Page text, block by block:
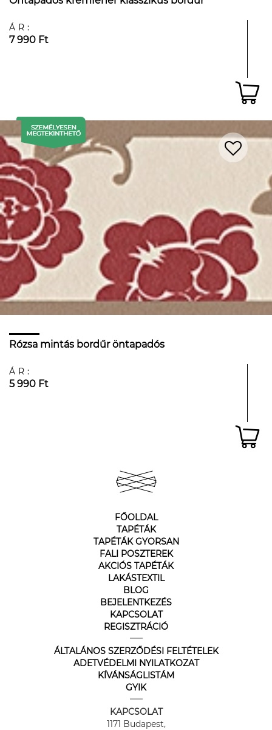
ÁR:
7 990 Ft
Rózsa mintás bordűr öntapadós
ÁR:
5 990 Ft
FŐOLDAL
TAPÉTÁK
TAPÉTÁK GYORSAN
FALI POSZTEREK
AKCIÓS TAPÉTÁK
LAKÁSTEXTIL
BLOG
BEJELENTKEZÉS
KAPCSOLAT
REGISZTRÁCIÓ
ÁLTALÁNOS SZERZŐDÉSI FELTÉTELEK
ADETVÉDELMI NYILATKOZAT
KÍVÁNSÁGLISTÁM
GYIK
KAPCSOLAT
1171 Budapest,